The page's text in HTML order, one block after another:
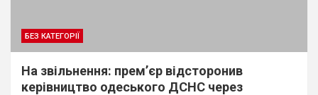
БЕЗ КАТЕГОРІЇ
На звільнення: прем’єр відсторонив
керівництво одеського ДСНС через